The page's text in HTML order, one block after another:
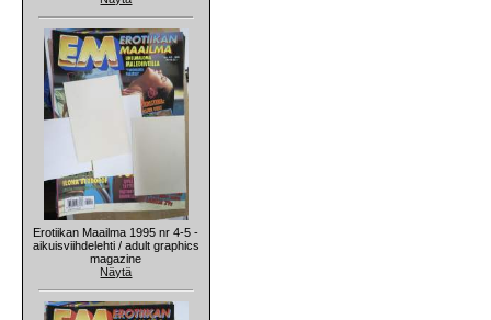
Erotiikan Maailma 1995 nr 4-5 -
aikuisviihdelehti / adult graphics
magazine
Näytä